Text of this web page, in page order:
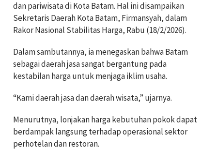
dan pariwisata di Kota Batam. Hal ini disampaikan
Sekretaris Daerah Kota Batam, Firmansyah, dalam
Rakor Nasional Stabilitas Harga, Rabu (18/2/2026).
Dalam sambutannya, ia menegaskan bahwa Batam
sebagai daerah jasa sangat bergantung pada
kestabilan harga untuk menjaga iklim usaha.
“Kami daerah jasa dan daerah wisata,” ujarnya.
Menurutnya, lonjakan harga kebutuhan pokok dapat
berdampak langsung terhadap operasional sektor
perhotelan dan restoran.